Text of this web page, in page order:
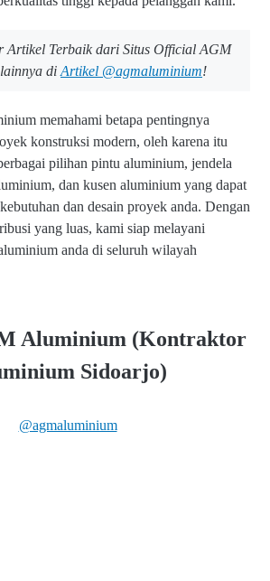
Artikel Terbaik dari Situs Official AGM
diArtikel @agmaluminium!
memahami betapa pentingnya
konstruksi modern, oleh karena itu
pilihan pintu aluminium, jendela
dan kusen aluminium yang dapat
dan desain proyek anda. Dengan
yang luas, kami siap melayani
anda di seluruh wilayah
Aluminium (Kontraktor
Sidoarjo)
@agmaluminium